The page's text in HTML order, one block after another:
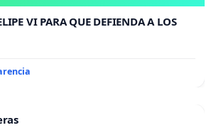
VI PARA QUE DEFIENDA A LOS